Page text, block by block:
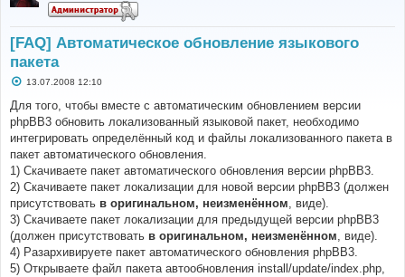
[FAQ] Автоматическое обновление языкового
пакета
С
о
б
щ
е
н
и
е
13.07.2008 12:10
Для того, чтобы вместе с автоматическим обновлением версии
phpBB3 обновить локализованный языковой пакет, необходимо
интегрировать определённый код и файлы локализованного пакета в
пакет автоматического обновления.
1) Скачиваете пакет автоматического обновления версии phpBB3.
2) Скачиваете пакет локализации для новой версии phpBB3 (должен
присутствовать в оригинальном, неизменённом, виде).
3) Скачиваете пакет локализации для предыдущей версии phpBB3
(должен присутствовать в оригинальном, неизменённом, виде).
4) Разархивируете пакет автоматического обновления phpBB3.
5) Открываете файл пакета автообновления install/update/index.php,